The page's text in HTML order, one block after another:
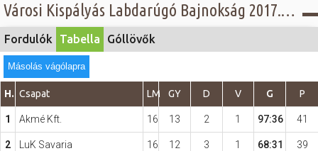
Sport
Szabadidő
Hasznos
Városi Kispályás Labdarúgó Bajnokság 2017. - Tabella - III. A. osztály
Fordulók Tabella Góllövők
Másolás vágólapra
H. Csapat LM GY D V G P
1 Akmé Kft. 16 13 2 1 97:36 41
2 LuK Savaria 16 12 3 1 68:31 39